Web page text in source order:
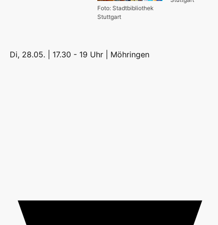
Foto: Stadtbibliothek
Stuttgart
Di, 28.05. | 17.30 - 19 Uhr | Möhringen